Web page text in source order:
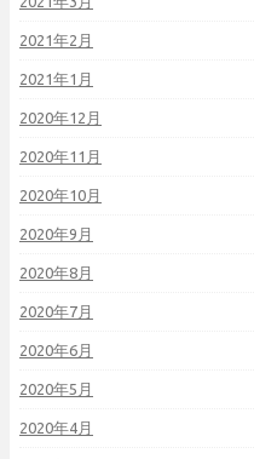
2021年2月
2021年1月
2020年12月
2020年11月
2020年10月
2020年9月
2020年8月
2020年7月
2020年6月
2020年5月
2020年4月